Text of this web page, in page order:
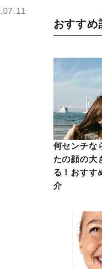
おすすめ
何センチな
たの顔の大
る！おすす
介